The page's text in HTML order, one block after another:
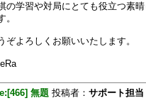
の学習や対局にとても役立つ素
。
ぞよろしくお願いいたします。
無題 投稿者： サポート担当